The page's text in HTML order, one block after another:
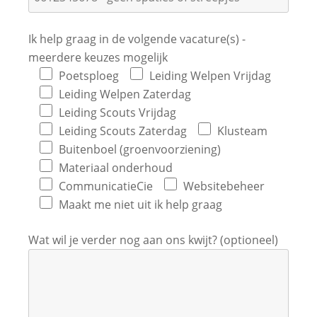
Ik help graag in de volgende vacature(s) -
meerdere keuzes mogelijk
Poetsploeg
Leiding Welpen Vrijdag
Leiding Welpen Zaterdag
Leiding Scouts Vrijdag
Leiding Scouts Zaterdag
Klusteam
Buitenboel (groenvoorziening)
Materiaal onderhoud
CommunicatieCie
Websitebeheer
Maakt me niet uit ik help graag
Wat wil je verder nog aan ons kwijt? (optioneel)